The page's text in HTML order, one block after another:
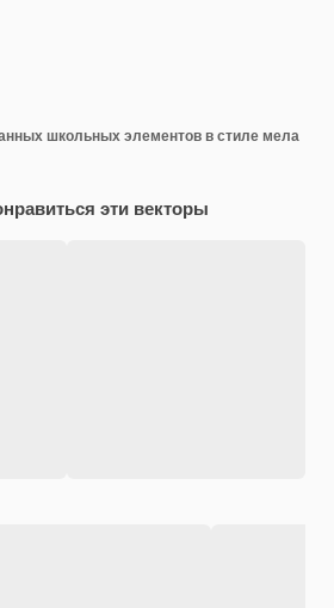
школьных элементов в стиле мела
эти векторы